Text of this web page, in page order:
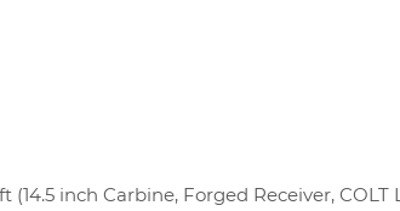
(14.5 inch Carbine, Forged Receiver, COLT